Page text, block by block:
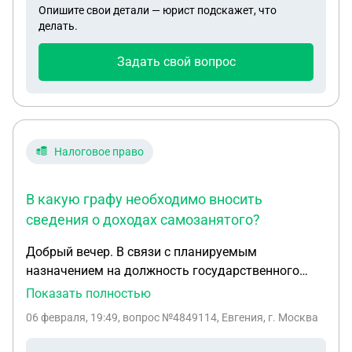
протокол и что мне лучше сказать в суде если
есть возможность облегчить штраф? Заранее
спасибо.
Опишите свои детали — юрист подскажет, что
делать.
Задать свой вопрос
Налоговое право
В какую графу необходимо вносить
сведения о доходах самозанятого?
Добрый вечер. В связи с планируемым
назначением на должность государственного
гражданского служащего необоходимо заполнить
работы по трудовому договору вела
Показать полностью
06 февраля, 19:49, вопрос №4849114, Евгения, г. Москва